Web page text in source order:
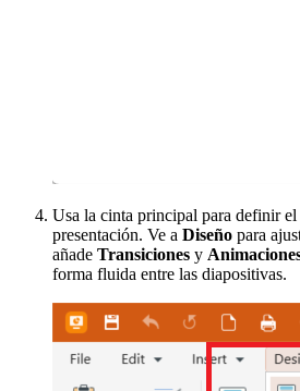
Usa la cinta principal para definir el
presentación. Ve a Diseño para
añade Transiciones y
forma fluida entre las diapositivas.